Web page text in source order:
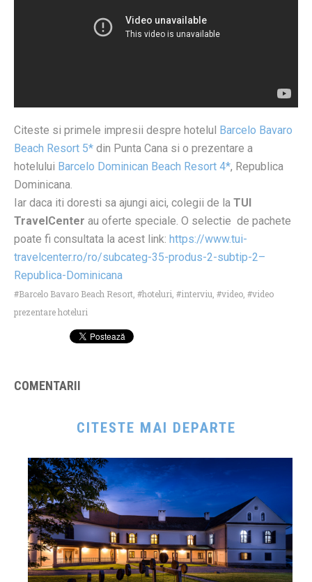
Citeste si primele impresii despre hotelul Barcelo Bavaro
Beach Resort 5* din Punta Cana si o prezentare a
hotelului Barcelo Dominican Beach Resort 4*, Republica
Dominicana.
Iar daca iti doresti sa ajungi aici, colegii de la TUI
TravelCenter au oferte speciale. O selectie de pachete
poate fi consultata la acest link: https://www.tui-
travelcenter.ro/ro/subcateg-35-produs-2-subtip-2–
Republica-Dominicana
Barcelo Bavaro Beach Resort hoteluri interviu video
video
prezentare hoteluri
COMENTARII
CITESTE MAI DEPARTE